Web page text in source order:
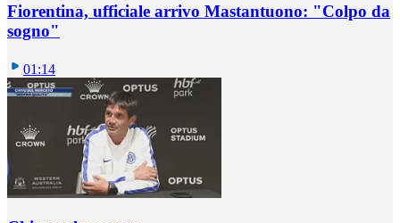
Fiorentina, ufficiale arrivo Mastantuono: "Colpo da
sogno"
01:14